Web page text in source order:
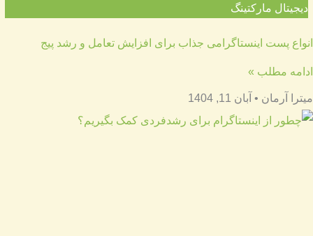
دیجیتال مارکتینگ
انواع پست اینستاگرامی جذاب برای افزایش تعامل و رشد پیج
ادامه مطلب »
میترا آرمان آبان 11, 1404